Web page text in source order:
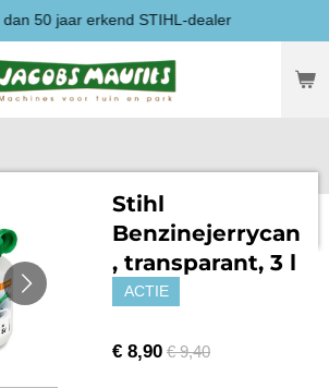
dan 50 jaar erkend STIHL-dealer
Stihl
Benzinejerrycan
, transparant, 3 l
ACTIE
€ 8,90 € 9,40